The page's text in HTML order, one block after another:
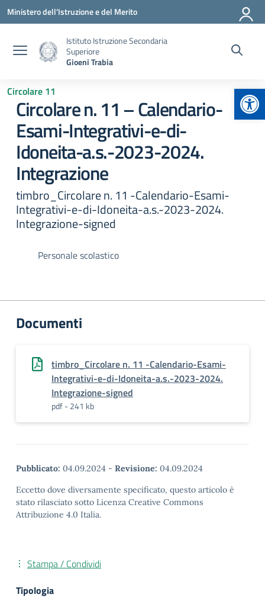
Vai ai contenuti
Vai al menu di navigazione
Vai al footer
Ministero dell'Istruzione e del Merito
Istituto Istruzione Secondaria
Superiore
Gioeni Trabia
Circolare 11
Circolare n. 11 – Calendario-
Esami-Integrativi-e-di-
Idoneita-a.s.-2023-2024.
Integrazione
timbro_Circolare n. 11 -Calendario-Esami-
Integrativi-e-di-Idoneita-a.s.-2023-2024.
Integrazione-signed
Personale scolastico
Documenti
timbro_Circolare n. 11 -Calendario-Esami-
Integrativi-e-di-Idoneita-a.s.-2023-2024.
Integrazione-signed
pdf - 241 kb
Pubblicato: 04.09.2024 - Revisione: 04.09.2024
Eccetto dove diversamente specificato, questo articolo è
stato rilasciato sotto Licenza Creative Commons
Attribuzione 4.0 Italia.
Stampa / Condividi
Tipologia